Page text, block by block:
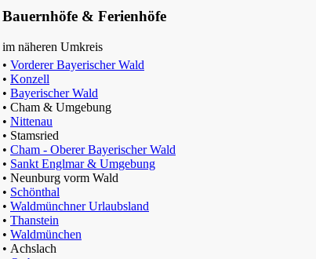
Preis auf Anfrage
Bauernhof
Schönthal
ab 30 EUR/Tag
Bauernhöfe & Ferienhöfe
im näheren Umkreis
• Vorderer Bayerischer Wald
• Konzell
• Bayerischer Wald
• Cham & Umgebung
• Nittenau
• Stamsried
• Cham - Oberer Bayerischer Wald
• Sankt Englmar & Umgebung
• Neunburg vorm Wald
• Schönthal
• Waldmünchner Urlaubsland
• Thanstein
• Waldmünchen
• Achslach